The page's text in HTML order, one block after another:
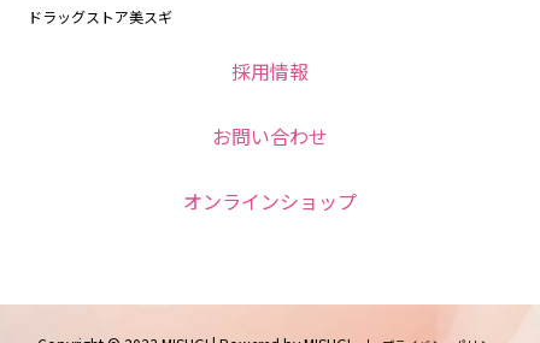
ドラッグストア美スギ
採用情報
お問い合わせ
オンラインショップ